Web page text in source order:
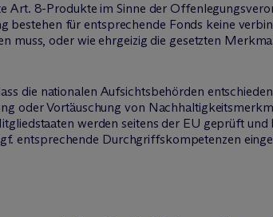
Art. 8-Produkte im Sinne der
für entsprechende Fonds keine
muss, oder wie ehrgeizig die gesetzten
die nationalen Aufsichtsbehörden
oder Vortäuschung von
werden seitens der EU geprüft und
entsprechende Durchgriffskompetenzen